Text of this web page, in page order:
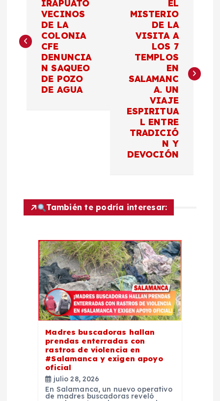
v
e
n
IRAPUATO
VECINOS
DE LA
COLONIA
CFE
DENUNCIA
N SAQUEO
DE POZO
DE AGUA
EL
MISTERIO
DE LA
VISITA A
LOS 7
TEMPLOS
EN
SALAMANC
A. UN
VIAJE
ESPIRITUA
L ENTRE
TRADICIÓ
N Y
DEVOCIÓN
También te podría interesar:
Madres buscadoras hallan
prendas enterradas con
rastros de violencia en
#Salamanca y exigen apoyo
oficial
julio 28, 2026
En Salamanca, un nuevo operativo
de madres buscadoras reveló